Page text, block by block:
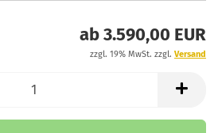
ab 3.590,00 EUR
zzgl. 19% MwSt. zzgl. Versand